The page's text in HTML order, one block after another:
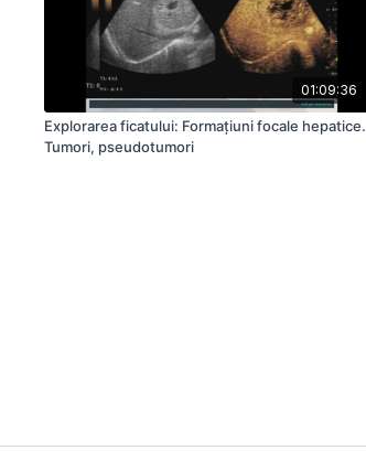
01:09:36
Explorarea ficatului: Formaţiuni focale hepatice.
Tumori, pseudotumori